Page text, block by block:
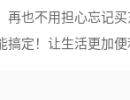
也不用担心忘记买
定！让生活更加便